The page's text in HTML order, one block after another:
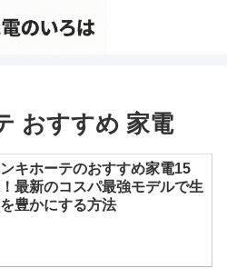
おすすめ 家電
ンキホーテのおすすめ家電15
最新のコスパ最強モデルで生
豊かにする方法